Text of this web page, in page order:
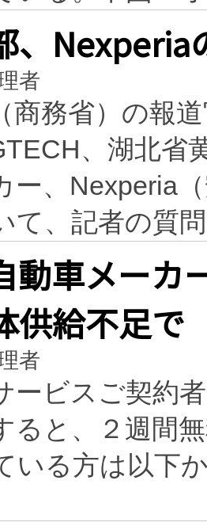
、Nexperia
者
商務省）の報
、湖北省
ー、Nexperia
て、記者の質
動車メーカ
供給不足で
者
ービスご契約
ると、２週間
いる方は以下